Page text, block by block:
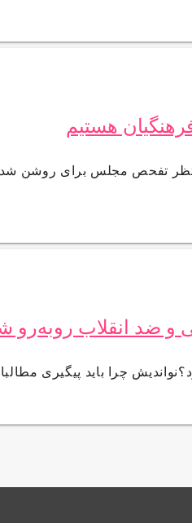
هستیم
تفحص مجلس برای روشن
و ضد انقلاب روبه‌رو
چرا باید پیگیری